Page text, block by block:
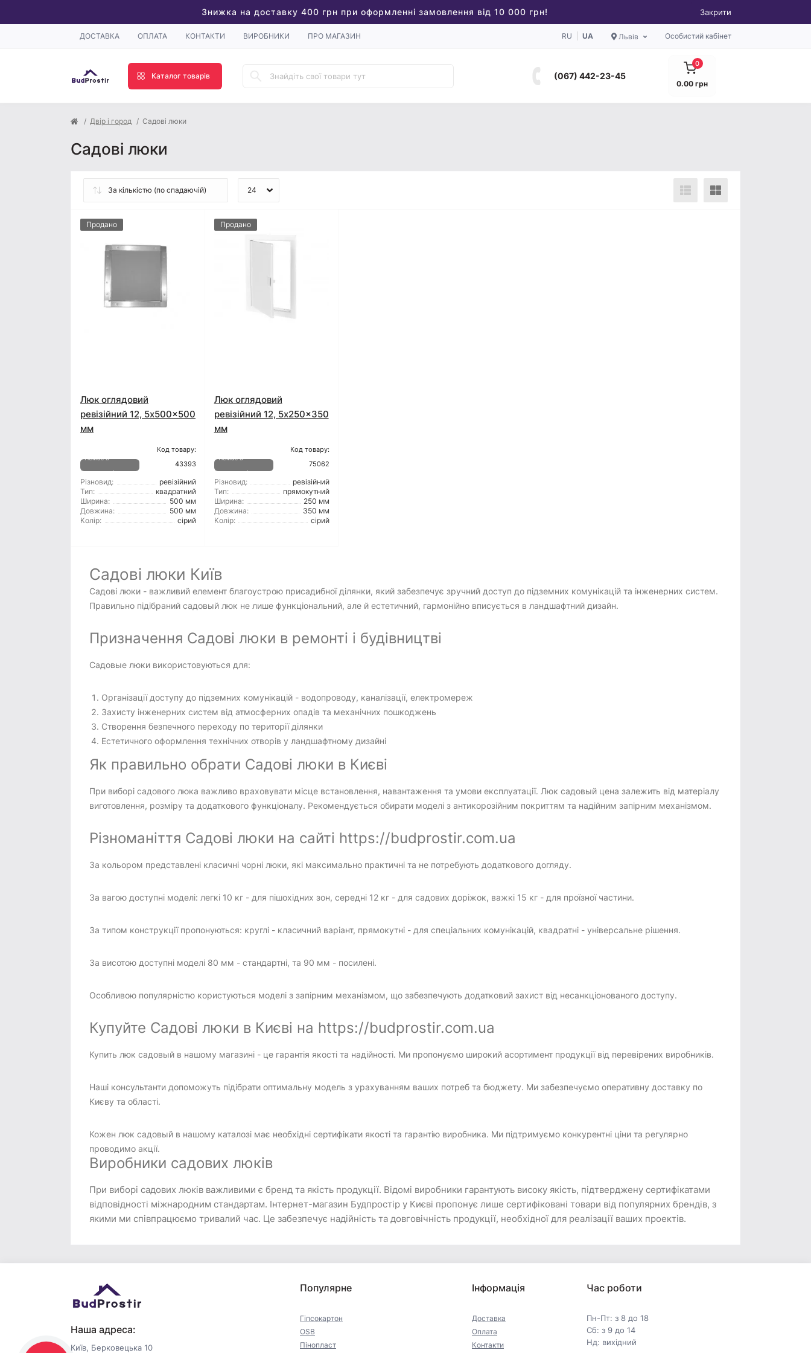
Знижка на доставку 400 грн при оформленні замовлення від 10 000 грн! Закрити
ДОСТАВКА ОПЛАТА КОНТАКТИ ВИРОБНИКИ ПРО МАГАЗИН RU UA Львів Особистий кабінет
Каталог товарів (067) 442-23-45
0
0.00 грн
Двір і город Садові люки
Садові люки
Продано
Люк оглядовий
ревізійний 12, 5x500x500
мм
Немає в
наявності
Код товару:
43393
Різновид:
ревізійний
Тип:
квадратний
Ширина:
500 мм
Довжина:
500 мм
Колір:
сірий
Продано
Люк оглядовий
ревізійний 12, 5x250x350
мм
Немає в
наявності
Код товару:
75062
Різновид:
ревізійний
Тип:
прямокутний
Ширина:
250 мм
Довжина:
350 мм
Колір:
сірий
Садові люки Київ
Садові люки - важливий елемент благоустрою присадибної ділянки, який забезпечує зручний доступ до підземних комунікацій та інженерних систем.
Правильно підібраний садовый люк не лише функціональний, але й естетичний, гармонійно вписується в ландшафтний дизайн.
Призначення Садові люки в ремонті і будівництві
Садовые люки використовуються для:
Організації доступу до підземних комунікацій - водопроводу, каналізації, електромереж
Захисту інженерних систем від атмосферних опадів та механічних пошкоджень
Створення безпечного переходу по території ділянки
Естетичного оформлення технічних отворів у ландшафтному дизайні
Як правильно обрати Садові люки в Києві
При виборі садового люка важливо враховувати місце встановлення, навантаження та умови експлуатації. Люк садовый цена залежить від матеріалу
виготовлення, розміру та додаткового функціоналу. Рекомендується обирати моделі з антикорозійним покриттям та надійним запірним механізмом.
Різноманіття Садові люки на сайті https://budprostir.com.ua
За кольором представлені класичні чорні люки, які максимально практичні та не потребують додаткового догляду.
За вагою доступні моделі: легкі 10 кг - для пішохідних зон, середні 12 кг - для садових доріжок, важкі 15 кг - для проїзної частини.
За типом конструкції пропонуються: круглі - класичний варіант, прямокутні - для спеціальних комунікацій, квадратні - універсальне рішення.
За висотою доступні моделі 80 мм - стандартні, та 90 мм - посилені.
Особливою популярністю користуються моделі з запірним механізмом, що забезпечують додатковий захист від несанкціонованого доступу.
Купуйте Садові люки в Києві на https://budprostir.com.ua
Купить люк садовый в нашому магазині - це гарантія якості та надійності. Ми пропонуємо широкий асортимент продукції від перевірених виробників.
Наші консультанти допоможуть підібрати оптимальну модель з урахуванням ваших потреб та бюджету. Ми забезпечуємо оперативну доставку по
Києву та області.
Кожен люк садовый в нашому каталозі має необхідні сертифікати якості та гарантію виробника. Ми підтримуємо конкурентні ціни та регулярно
проводимо акції.
Виробники садових люків
При виборі садових люків важливими є бренд та якість продукції. Відомі виробники гарантують високу якість, підтверджену сертифікатами
відповідності міжнародним стандартам. Інтернет-магазин Будпростір у Києві пропонує лише сертифіковані товари від популярних брендів, з
якими ми співпрацюємо тривалий час. Це забезпечує надійність та довговічність продукції, необхідної для реалізації ваших проектів.
Наша адреса:
Київ, Берковецька 10
Популярне
Гіпсокартон
OSB
Пінопласт
Інформація
Доставка
Оплата
Контакти
Час роботи
Пн-Пт: з 8 до 18
Сб: з 9 до 14
Нд: вихідний